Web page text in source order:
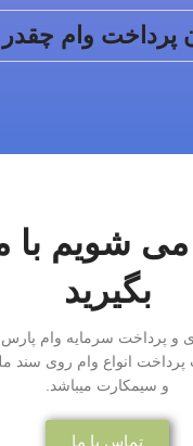
پرداخت وام
شویم با
بگیرید
پرداخت انواع وام روی سند
و سیمکارت میباشد.
تماس با ما